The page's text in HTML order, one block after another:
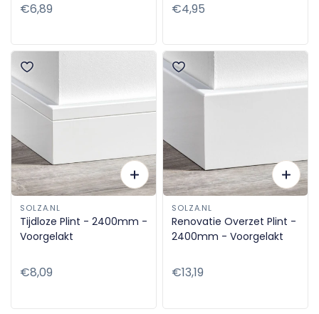
Normale
€6,89
Normale
€4,95
SOLZA.NL
Tijdloze Plint - 2400mm -
Voorgelakt
Normale
€8,09
SOLZA.NL
Renovatie Overzet Plint -
2400mm - Voorgelakt
Normale
€13,19